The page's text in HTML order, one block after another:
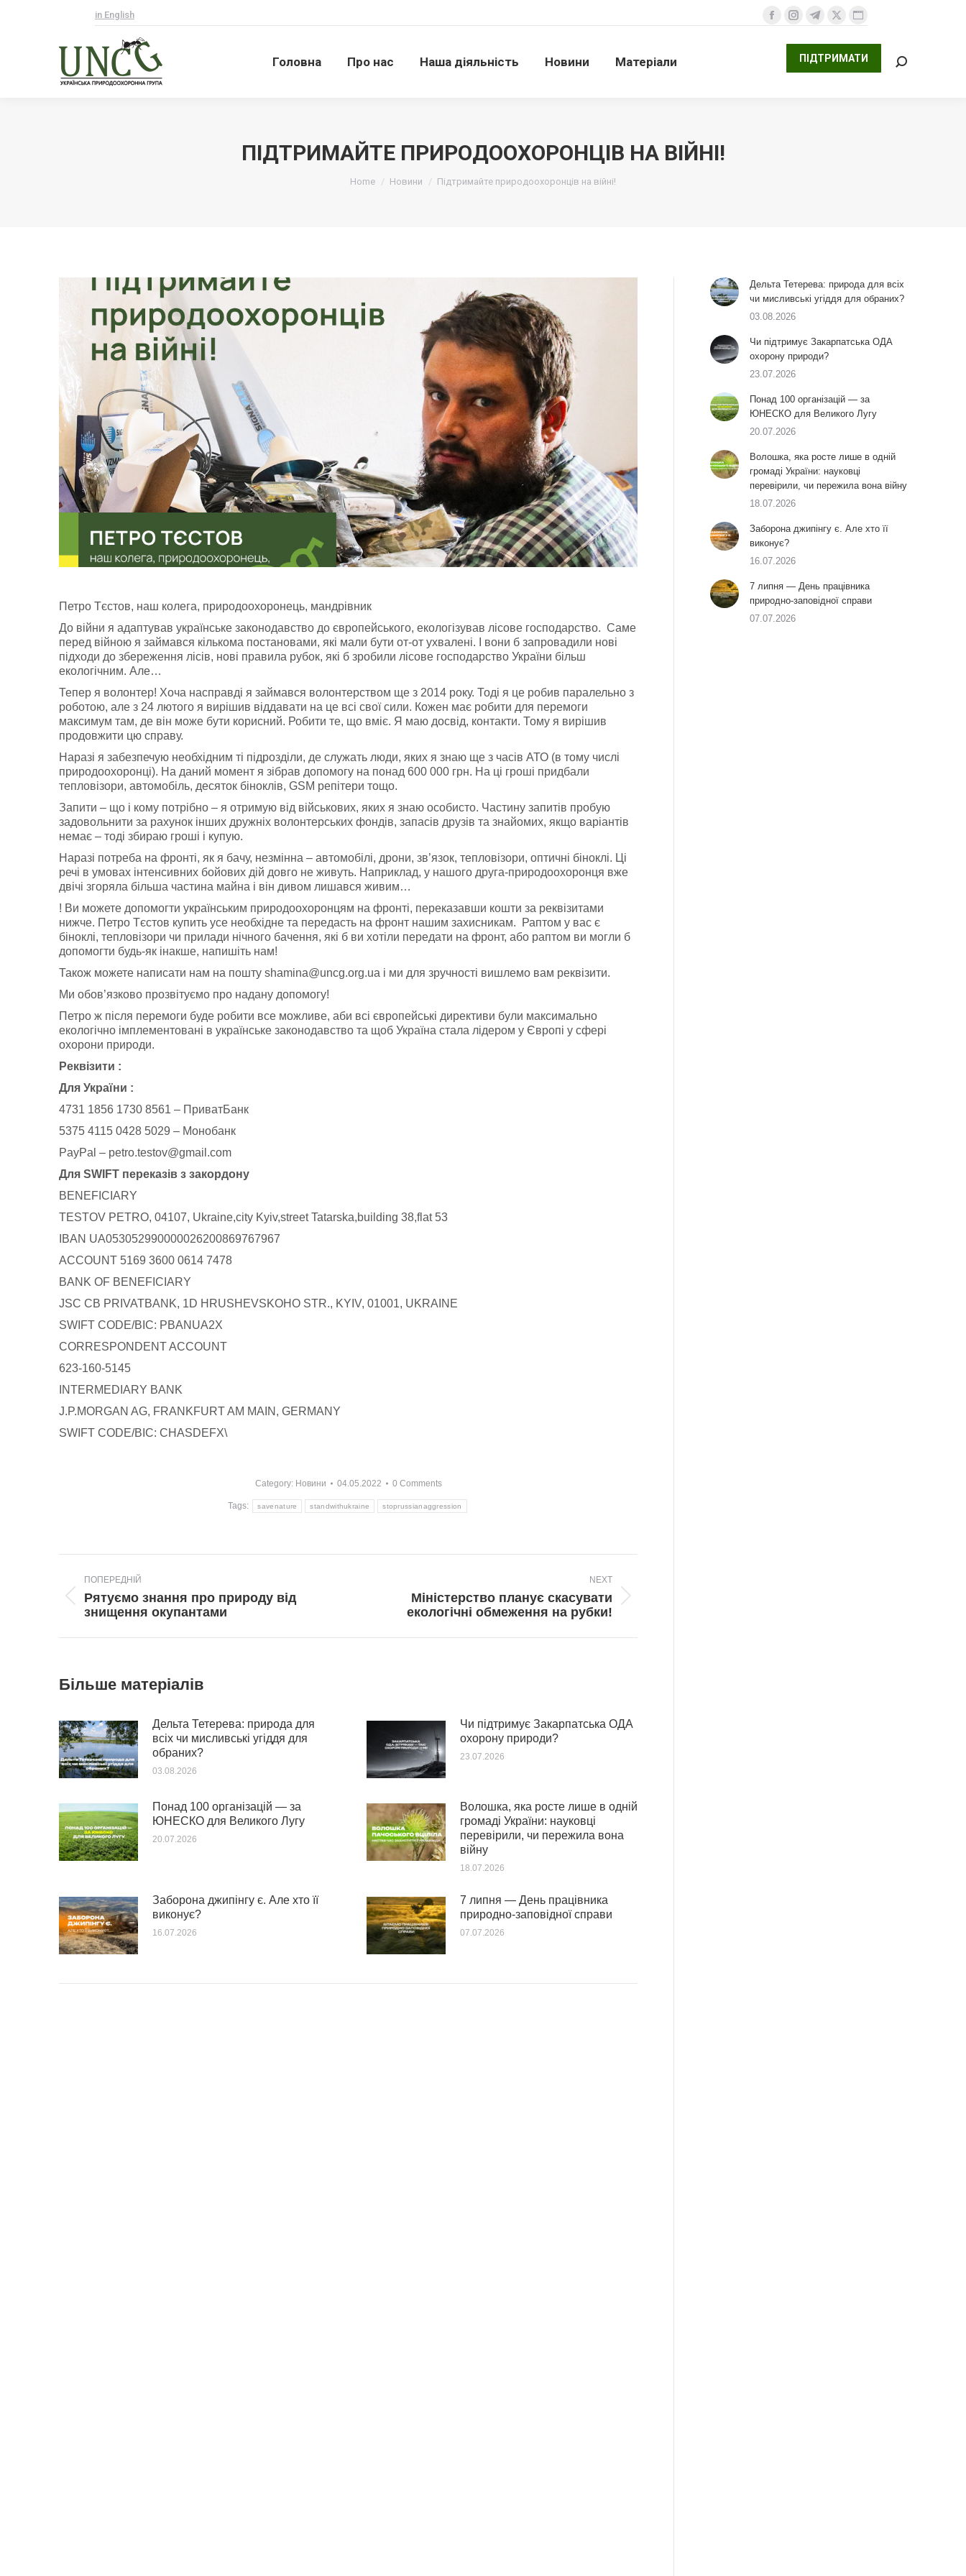
in English
Facebook
сторінка
відкривається
Instagram
сторінка
відкривається
Telegram
сторінка
відкривається
X
сторінка
відкривається
Website
сторінка
відкривається
Головна Про нас Наша діяльність Новини Матеріали ПІДТРИМАТИ Search:
ПІДТРИМАЙТЕ ПРИРОДООХОРОНЦІВ НА ВІЙНІ!
Home Новини Підтримайте природоохоронців на війні!
Петро Тєстов, наш колега, природоохоронець, мандрівник
До війни я адаптував українське законодавство до європейського, екологізував лісове господарство. Саме
перед війною я займався кількома постановами, які мали бути от-от ухвалені. І вони б запровадили нові
підходи до збереження лісів, нові правила рубок, які б зробили лісове господарство України більш
екологічним. Але…
Тепер я волонтер! Хоча насправді я займався волонтерством ще з 2014 року. Тоді я це робив паралельно з
роботою, але з 24 лютого я вирішив віддавати на це всі свої сили. Кожен має робити для перемоги
максимум там, де він може бути корисний. Робити те, що вміє. Я маю досвід, контакти. Тому я вирішив
продовжити цю справу.
Наразі я забезпечую необхідним ті підрозділи, де служать люди, яких я знаю ще з часів АТО (в тому числі
природоохоронці). На даний момент я зібрав допомогу на понад 600 000 грн. На ці гроші придбали
тепловізори, автомобіль, десяток біноклів, GSM репітери тощо.
Запити – що і кому потрібно – я отримую від військових, яких я знаю особисто. Частину запитів пробую
задовольнити за рахунок інших дружніх волонтерських фондів, запасів друзів та знайомих, якщо варіантів
немає – тоді збираю гроші і купую.
Наразі потреба на фронті, як я бачу, незмінна – автомобілі, дрони, зв’язок, тепловізори, оптичні біноклі. Ці
речі в умовах інтенсивних бойових дій довго не живуть. Наприклад, у нашого друга-природоохоронця вже
двічі згоряла більша частина майна і він дивом лишався живим…
! Ви можете допомогти українським природоохоронцям на фронті, переказавши кошти за реквізитами
нижче. Петро Тєстов купить усе необхідне та передасть на фронт нашим захисникам. Раптом у вас є
біноклі, тепловізори чи прилади нічного бачення, які б ви хотіли передати на фронт, або раптом ви могли б
допомогти будь-як інакше, напишіть нам!
Також можете написати нам на пошту shamina@uncg.org.ua і ми для зручності вишлемо вам реквізити.
Ми обов’язково прозвітуємо про надану допомогу!
Петро ж після перемоги буде робити все можливе, аби всі європейські директиви були максимально
екологічно імплементовані в українське законодавство та щоб Україна стала лідером у Європі у сфері
охорони природи.
Реквізити :
Для України :
4731 1856 1730 8561 – ПриватБанк
5375 4115 0428 5029 – Монобанк
PayPal – petro.testov@gmail.com
Для SWIFT переказів з закордону
BENEFICIARY
TESTOV PETRO, 04107, Ukraine,city Kyiv,street Tatarska,building 38,flat 53
IBAN UA053052990000026200869767967
ACCOUNT 5169 3600 0614 7478
BANK OF BENEFICIARY
JSC CB PRIVATBANK, 1D HRUSHEVSKOHO STR., KYIV, 01001, UKRAINE
SWIFT CODE/BIC: PBANUA2X
CORRESPONDENT ACCOUNT
623-160-5145
INTERMEDIARY BANK
J.P.MORGAN AG, FRANKFURT AM MAIN, GERMANY
SWIFT CODE/BIC: CHASDEFX\
Category: Новини 04.05.2022 0 Comments
Tags: savenature standwithukraine stoprussianaggression
navigation
ПОПЕРЕДНІЙ
Попередній
пост:
Рятуємо знання про природу від
знищення окупантами
NEXT
Міністерство планує скасувати
екологічні обмеження на рубки!
Більше матеріалів
Дельта Тетерева: природа для
всіх чи мисливські угіддя для
обраних?
03.08.2026
Чи підтримує Закарпатська ОДА
охорону природи?
23.07.2026
Понад 100 організацій — за
ЮНЕСКО для Великого Лугу
20.07.2026
Волошка, яка росте лише в одній
громаді України: науковці
перевірили, чи пережила вона
війну
18.07.2026
Заборона джипінгу є. Але хто її
виконує?
16.07.2026
7 липня — День працівника
природно-заповідної справи
07.07.2026
Дельта Тетерева: природа для всіх
чи мисливські угіддя для обраних?
03.08.2026
Чи підтримує Закарпатська ОДА
охорону природи?
23.07.2026
Понад 100 організацій — за
ЮНЕСКО для Великого Лугу
20.07.2026
Волошка, яка росте лише в одній
громаді України: науковці
перевірили, чи пережила вона війну
18.07.2026
Заборона джипінгу є. Але хто її
виконує?
16.07.2026
7 липня — День працівника
природно-заповідної справи
07.07.2026
Головна Про нас Наша діяльність Новини Матеріали ПІДТРИМАТИ